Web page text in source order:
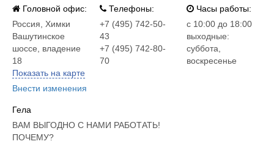
Головной офис:
Россия
Химки
Вашутинское
шоссе, владение
18
Показать на карте
Внести изменения
Телефоны:
+7 (495) 742-50-
43
+7 (495) 742-80-
70
Часы работы:
c 10:00 до 18:00
выходные:
суббота,
воскресенье
Гела
ВАМ ВЫГОДНО С НАМИ РАБОТАТЬ!
ПОЧЕМУ?